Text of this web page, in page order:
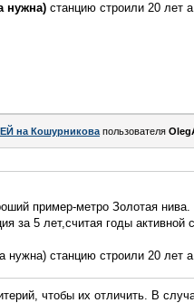
нужна) станцию строили 20 лет а
на Кошурникова пользователя
пример-метро Золотая нива.
за 5 лет,считая годы
нужна) станцию строили 20 лет
чтобы их отличить. В